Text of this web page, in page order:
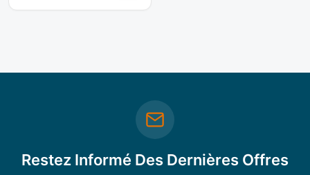
Restez Informé Des Dernières Offres